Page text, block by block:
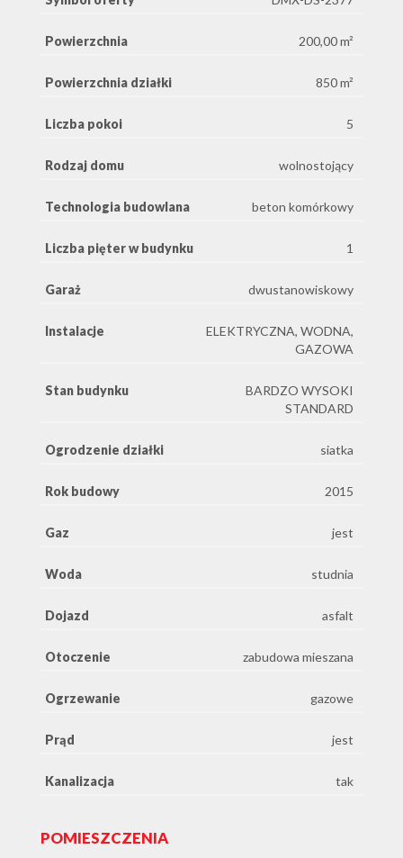
Powierzchnia 200,00 m²
Powierzchnia działki 850 m²
Liczba pokoi 5
Rodzaj domu wolnostojący
Technologia budowlana beton komórkowy
Liczba pięter w budynku 1
Garaż dwustanowiskowy
Instalacje
ELEKTRYCZNA, WODNA,
GAZOWA
Stan budynku
BARDZO WYSOKI
STANDARD
Ogrodzenie działki siatka
Rok budowy 2015
Gaz jest
Woda studnia
Dojazd asfalt
Otoczenie zabudowa mieszana
Ogrzewanie gazowe
Prąd jest
Kanalizacja tak
POMIESZCZENIA